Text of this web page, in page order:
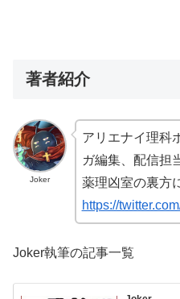
著者紹介
Joker
アリエナイ理科
ガ編集、配信担
薬理凶室の裏方
https://
Joker執筆の記事一覧